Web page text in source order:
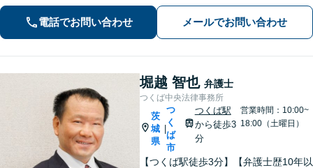
問題を中心に、幅広くご相談を承りま
す【土日祝対応可】分かりやすく丁寧
電話でお問い合わせ メールでお問い合わせ
堀越 智也 弁護士
つくば中央法律事務所
茨
城
県
つ
く
ば
市
つくば駅
から徒歩3
分
営業時間：10:00~
18:00（土曜日）
【つくば駅徒歩3分】【弁護士歴10年以